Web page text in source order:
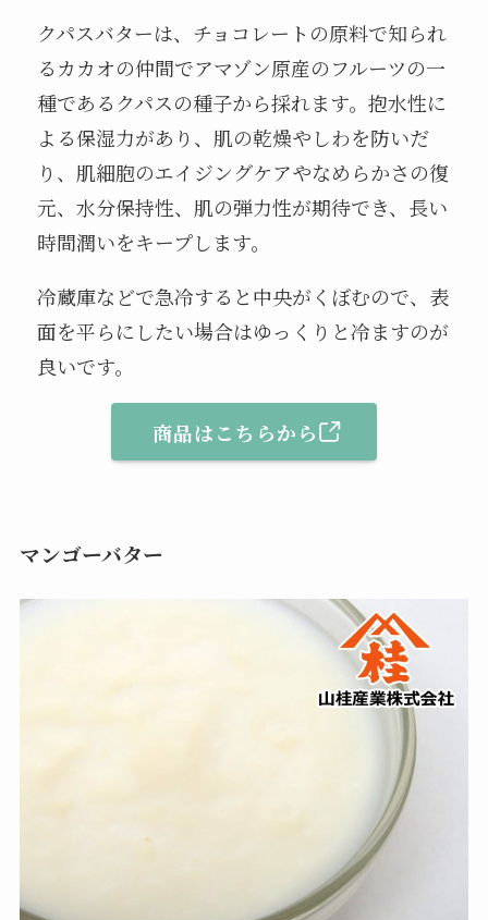
クパスバターは、チョコレートの原料で知られ
るカカオの仲間でアマゾン原産のフルーツの一
種であるクパスの種子から採れます。抱水性に
よる保湿力があり、肌の乾燥やしわを防いだ
り、肌細胞のエイジングケアやなめらかさの復
元、水分保持性、肌の弾力性が期待でき、長い
時間潤いをキープします。
冷蔵庫などで急冷すると中央がくぼむので、表
面を平らにしたい場合はゆっくりと冷ますのが
良いです。
商品はこちらから
マンゴーバター